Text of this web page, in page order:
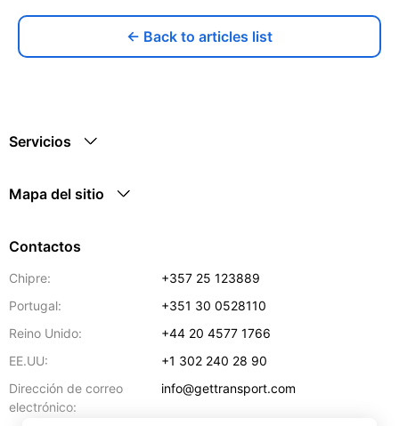
← Back to articles list
Servicios
Mapa del sitio
Contactos
Chipre:
+357 25 123889
Portugal:
+351 30 0528110
Reino Unido:
+44 20 4577 1766
EE.UU:
+1 302 240 28 90
Dirección de correo
electrónico:
info@gettransport.com